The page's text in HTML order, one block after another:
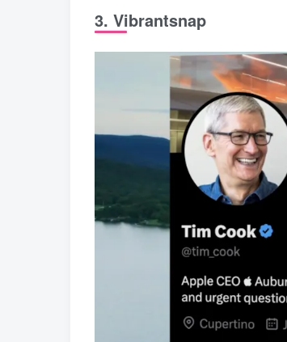
3. Vibrantsnap